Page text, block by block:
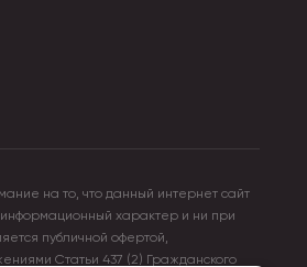
на то, что данный интернет сайт
информационный характер и ни при
публичной офертой,
Статьи 437 (2) Гражданского